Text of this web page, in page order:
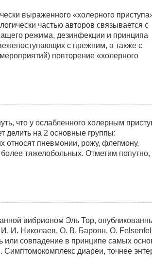
выраженного «холерного
частью авторов связывается с
режима, дезинфекции и принципа
с прежним, а также с
повторение «холерного
что у ослабленного холерным
делить на 2 основные группы:
относят пневмонии, рожу, флегмону,
тяжелобольных. Отметим попутно,
вибрионом Эль Тор,
И. Николаев, О. В. Бароян, О.
или совпадение в принципе самых
диареи, точнее